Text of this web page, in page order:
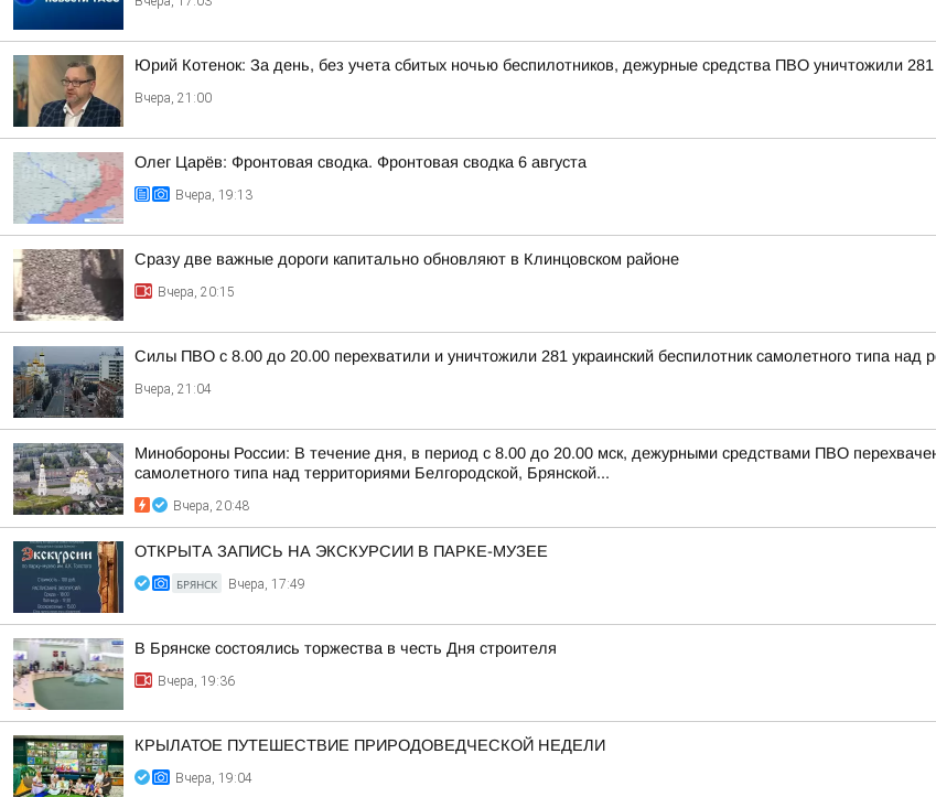
Юрий Котенок: За день, без учета сбитых ночью беспилотников, дежурные средства ПВО уничтожили
Вчера, 21:00
Олег Царёв: Фронтовая сводка. Фронтовая сводка 6 августа
Вчера, 19:13
Сразу две важные дороги капитально обновляют в Клинцовском районе
Вчера, 20:15
Силы ПВО с 8.00 до 20.00 перехватили и уничтожили 281 украинский беспилотник самолетного типа
Вчера, 21:04
Минобороны России: В течение дня, в период с 8.00 до 20.00 мск, дежурными средствами ПВО
самолетного типа над территориями Белгородской, Брянской...
Вчера, 20:48
ОТКРЫТА ЗАПИСЬ НА ЭКСКУРСИИ В ПАРКЕ-МУЗЕЕ
БРЯНСК Вчера, 17:49
В Брянске состоялись торжества в честь Дня строителя
Вчера, 19:36
КРЫЛАТОЕ ПУТЕШЕСТВИЕ ПРИРОДОВЕДЧЕСКОЙ НЕДЕЛИ
Вчера, 19:04